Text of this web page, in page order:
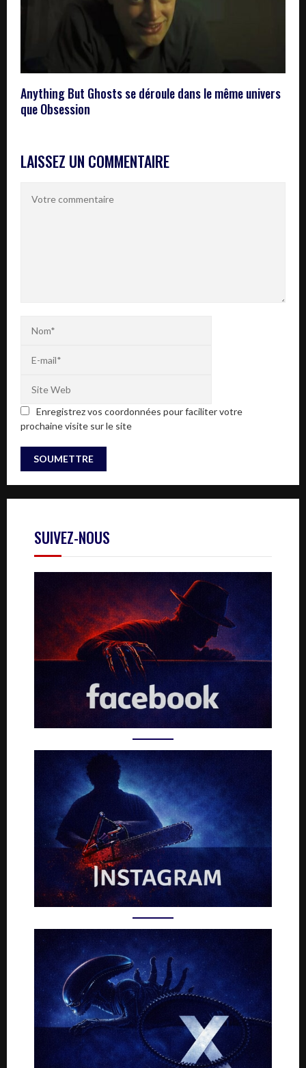
Anything But Ghosts se déroule dans le même univers
que Obsession
LAISSEZ UN COMMENTAIRE
Enregistrez vos coordonnées pour faciliter votre
prochaine visite sur le site
SUIVEZ-NOUS